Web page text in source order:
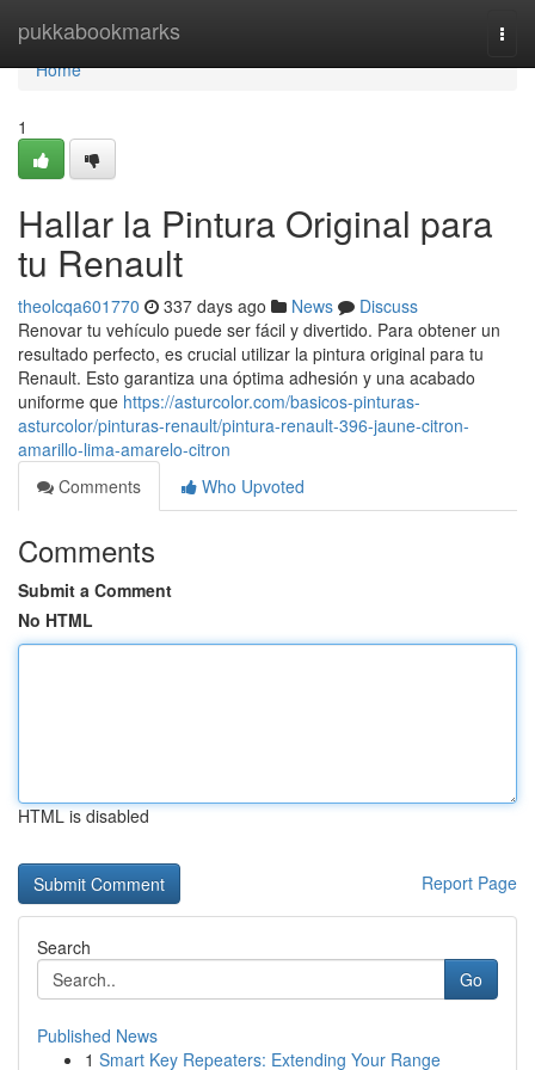
pukkabookmarks
Home
Home
1
Hallar la Pintura Original para
tu Renault
theolcqa601770 337 days ago News
Discuss
Renovar tu vehículo puede ser fácil y divertido. Para obtener un
resultado perfecto, es crucial utilizar la pintura original para tu
Renault. Esto garantiza una óptima adhesión y una acabado
uniforme que https://asturcolor.com/basicos-pinturas-
asturcolor/pinturas-renault/pintura-renault-396-jaune-citron-
amarillo-lima-amarelo-citron
Comments
Who Upvoted
Comments
Submit a Comment
No HTML
HTML is disabled
Report Page
Search
Go
Published News
1 Smart Key Repeaters: Extending Your Range